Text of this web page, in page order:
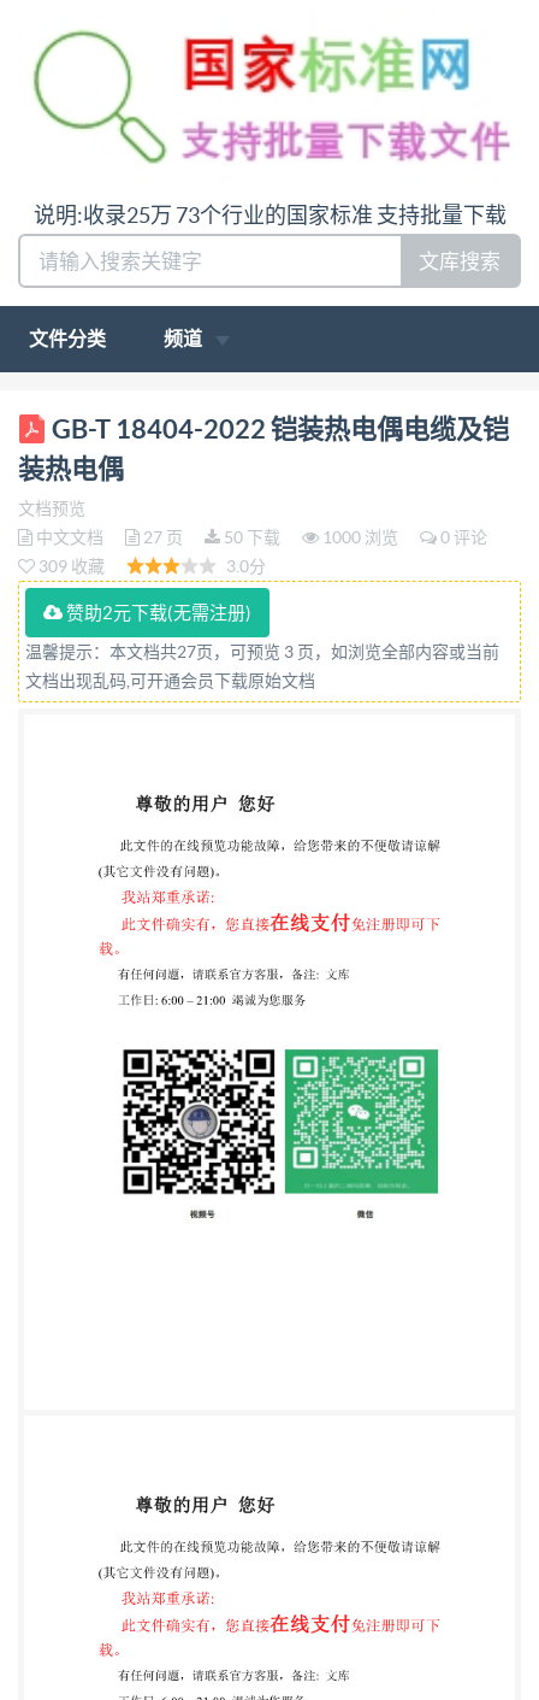
说明:收录25万 73个行业的国家标准 支持批量下载
文库搜索
文件分类 频道
ICS17.200.20 CCS N 05 GB 中华人民共和国国家标准
GB/T18404—2022/IEC61515:2016 代替GB/T18404
—2001 铠装热电偶电缆及铠装热电偶 Mineral
insulated metal-sheathed thermocouple cables and
thermocouples （IEC61515:2016,IDT) 2022-10-12发
布 2023-05-01实施 国家市场监督管理总局 发布 国家
标准化管理委员会
GB-T 18404-2022 铠装热电偶电缆及铠
装热电偶
文档预览
中文文档
27 页 50 下载 1000 浏览
0 评论
309 收藏
3.0分
赞助2元下载(无需注册)
温馨提示：本文档共27页，可预览 3 页，如浏览全部内容或当前
文档出现乱码,可开通会员下载原始文档